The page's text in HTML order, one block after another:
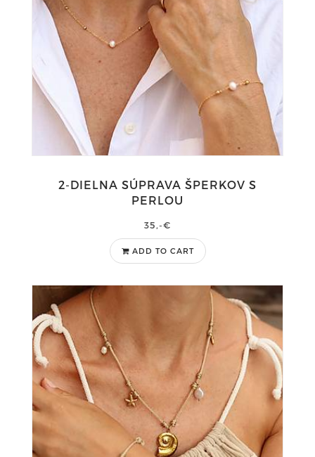
2-DIELNA SÚPRAVA ŠPERKOV S
PERLOU
35,-€
ADD TO CART